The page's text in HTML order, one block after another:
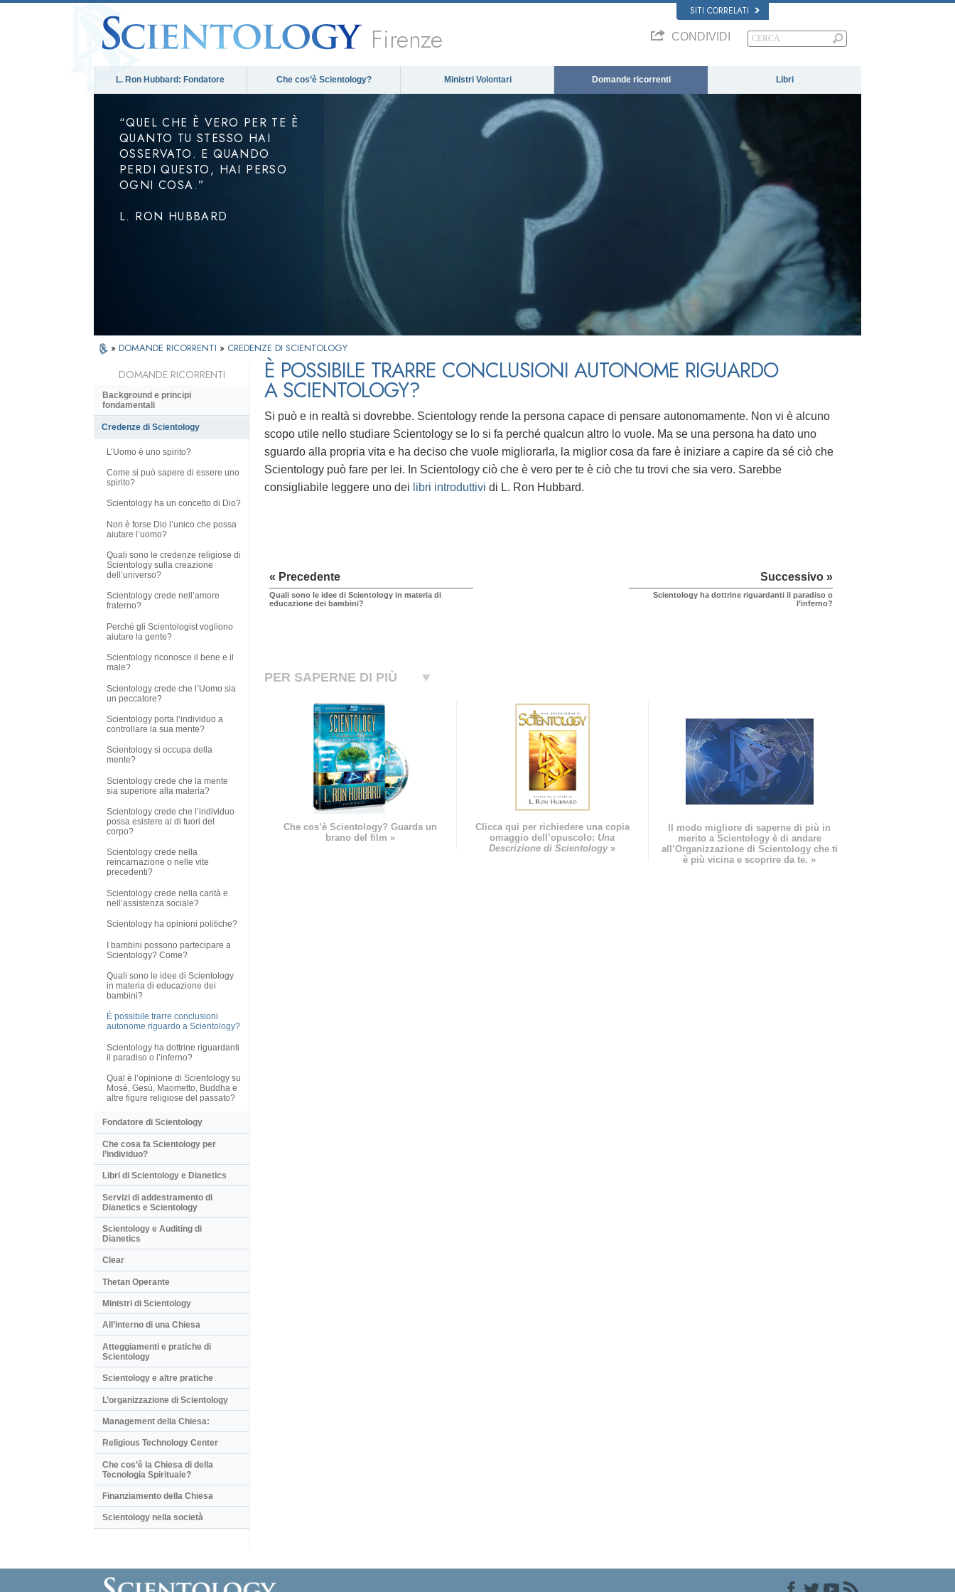
SITI CORRELATI
Firenze CONDIVIDI
L. Ron Hubbard: Fondatore Che cos’è Scientology? Ministri Volontari Domande ricorrenti Libri
“QUEL CHE È VERO PER TE È
QUANTO TU STESSO HAI
OSSERVATO. E QUANDO
PERDI QUESTO, HAI PERSO
OGNI COSA.”
L. RON HUBBARD
» DOMANDE RICORRENTI » CREDENZE DI SCIENTOLOGY
È POSSIBILE TRARRE CONCLUSIONI AUTONOME RIGUARDO
A SCIENTOLOGY?
Si può e in realtà si dovrebbe. Scientology rende la persona capace di pensare autonomamente. Non vi è alcuno
scopo utile nello studiare Scientology se lo si fa perché qualcun altro lo vuole. Ma se una persona ha dato uno
sguardo alla propria vita e ha deciso che vuole migliorarla, la miglior cosa da fare è iniziare a capire da sé ciò che
Scientology può fare per lei. In Scientology ciò che è vero per te è ciò che tu trovi che sia vero. Sarebbe
consigliabile leggere uno dei libri introduttivi di L. Ron Hubbard.
« Precedente
Quali sono le idee di Scientology in materia di
educazione dei bambini?
Successivo »
Scientology ha dottrine riguardanti il paradiso o
l’inferno?
PER SAPERNE DI PIÙ
Che cos’è Scientology? Guarda un
brano del film »
Clicca qui per richiedere una copia
omaggio dell’opuscolo: Una
Descrizione di Scientology»
Il modo migliore di saperne di più in
merito a Scientology è di andare
all’Organizzazione di Scientology che ti
è più vicina e scoprire da te. »
DOMANDE RICORRENTI
Background e principi
fondamentali
Credenze di Scientology
L’Uomo è uno spirito?
Come si può sapere di essere uno
spirito?
Scientology ha un concetto di Dio?
Non è forse Dio l’unico che possa
aiutare l’uomo?
Quali sono le credenze religiose di
Scientology sulla creazione
dell’universo?
Scientology crede nell’amore
fraterno?
Perché gli Scientologist vogliono
aiutare la gente?
Scientology riconosce il bene e il
male?
Scientology crede che l’Uomo sia
un peccatore?
Scientology porta l’individuo a
controllare la sua mente?
Scientology si occupa della
mente?
Scientology crede che la mente
sia superiore alla materia?
Scientology crede che l’individuo
possa esistere al di fuori del
corpo?
Scientology crede nella
reincarnazione o nelle vite
precedenti?
Scientology crede nella carità e
nell’assistenza sociale?
Scientology ha opinioni politiche?
I bambini possono partecipare a
Scientology? Come?
Quali sono le idee di Scientology
in materia di educazione dei
bambini?
È possibile trarre conclusioni
autonome riguardo a Scientology?
Scientology ha dottrine riguardanti
il paradiso o l’inferno?
Qual è l’opinione di Scientology su
Mosè, Gesù, Maometto, Buddha e
altre figure religiose del passato?
Fondatore di Scientology
Che cosa fa Scientology per
l’individuo?
Libri di Scientology e Dianetics
Servizi di addestramento di
Dianetics e Scientology
Scientology e Auditing di
Dianetics
Clear
Thetan Operante
Ministri di Scientology
All’interno di una Chiesa
Atteggiamenti e pratiche di
Scientology
Scientology e altre pratiche
L’organizzazione di Scientology
Management della Chiesa:
Religious Technology Center
Che cos’è la Chiesa di della
Tecnologia Spirituale?
Finanziamento della Chiesa
Scientology nella società